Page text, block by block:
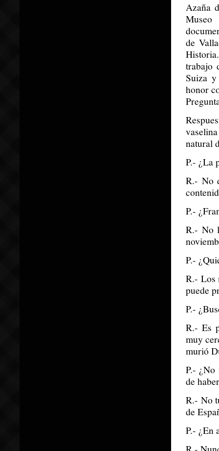
Azaña
de
trabajo
Suiza
honor
natural
P.- ¿La
R.- No
P.-
R.- No
P.-
R.- Los
puede
P.-
R.- Es
muy
murió
P.- ¿No
de
R.- No
de
P.- ¿En